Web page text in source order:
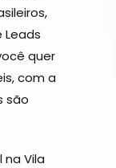
quer
com a
são
Vila